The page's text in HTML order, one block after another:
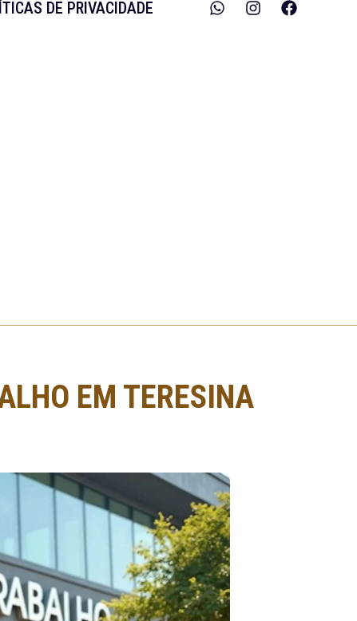
DE PRIVACIDADE
EM TERESINA